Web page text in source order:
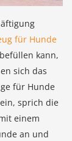
für Hunde
kann,
sich das
für Hunde
sprich die
einem
an und